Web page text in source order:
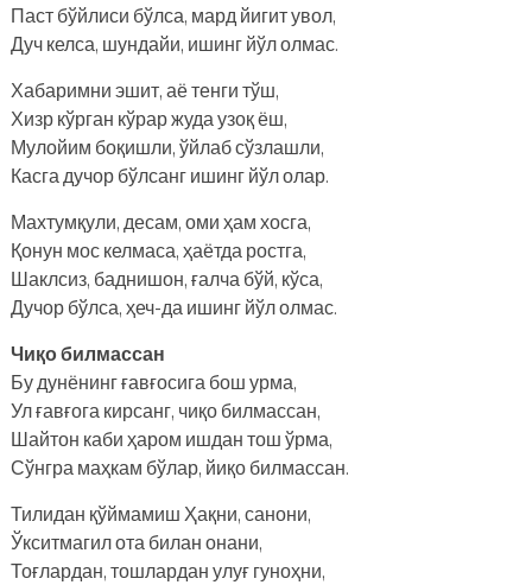
Паст бўйлиси бўлса, мард йигит увол,
Дуч келса, шундайи, ишинг йўл олмас.
Хабаримни эшит, аё тенги тўш,
Хизр кўрган кўрар жуда узоқ ёш,
Мулойим боқишли, ўйлаб сўзлашли,
Касга дучор бўлсанг ишинг йўл олар.
Махтумқули, десам, оми ҳам хосга,
Қонун мос келмаса, ҳаётда ростга,
Шаклсиз, баднишон, ғалча бўй, кўса,
Дучор бўлса, ҳеч-да ишинг йўл олмас.
Чиқо билмассан
Бу дунёнинг ғавғосига бош урма,
Ул ғавғога кирсанг, чиқо билмассан,
Шайтон каби ҳаром ишдан тош ўрма,
Сўнгра маҳкам бўлар, йиқо билмассан.
Тилидан қўймамиш Ҳақни, санони,
Ўкситмагил ота билан онани,
Тоғлардан, тошлардан улуғ гуноҳни,